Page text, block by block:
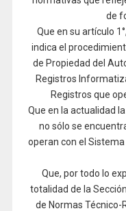
de
Que en su artículo
indica el
de Propiedad del
Registros
Registros que
Que en la actualidad
no sólo se
operan con el
Que, por todo lo
totalidad de la
de Normas Técnico-